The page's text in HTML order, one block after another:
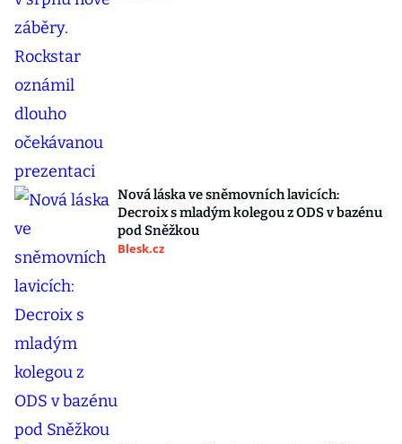
Nová láska ve sněmovních lavicích:
Decroix s mladým kolegou z ODS v bazénu
pod Sněžkou
Blesk.cz